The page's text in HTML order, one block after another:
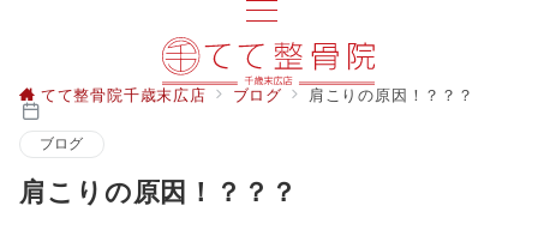
てて整骨院千歳末広店 ブログ 肩こりの原因！？？？
ブログ
肩こりの原因！？？？